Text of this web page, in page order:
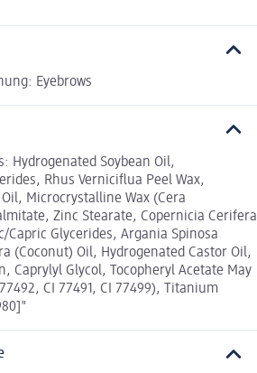
Eyebrows
Hydrogenated Soybean Oil,
Rhus Verniciflua Peel Wax,
Microcrystalline Wax (Cera
Zinc Stearate, Copernicia Cerifera
Capric Glycerides, Argania Spinosa
(Coconut) Oil, Hydrogenated Castor Oil,
Caprylyl Glycol, Tocopheryl Acetate May
CI 77491, CI 77499), Titanium